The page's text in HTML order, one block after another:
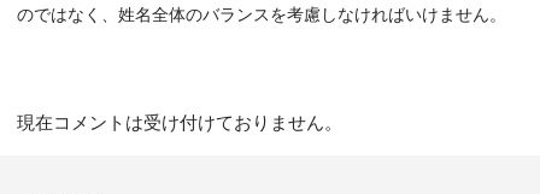
のではなく、姓名全体のバランスを考慮しなければいけません。
現在コメントは受け付けておりません。